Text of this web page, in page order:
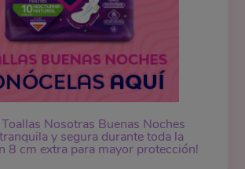
Nosotras Buenas Noches
y segura durante toda la
8 cm extra para mayor protección!